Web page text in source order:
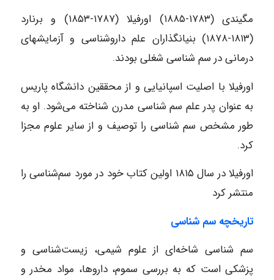
مگیندی (۱۷۸۳-۱۸۸۵) اورفیلا (۱۷۸۷-۱۸۵۳) و برنارد
(۱۸۱۳-۱۸۷۸) بنیانگذاران علم داروشناسی و آزمایشهای
درمانی در سم شناسی شغلی بودند.
اورفیلا با اصلیت اسپانیایی و از محققین دانشگاه پاریس
به عنوان پدر علم سم شناسی مدرن شناخته می‌شود. او به
طور مشخص سم شناسی را توصیف و از سایر علوم مجزا
کرد.
اورفیلا در سال ۱۸۱۵ اولین کتاب خود در مورد سم‌شناسی را
منتشر کرد
تاریخچه سم شناسی
سم شناسی شاخه‌ای از علوم شیمی، زیست‌شناسی و
پزشکی است که به بررسی سموم، داروها، مواد مخدر و